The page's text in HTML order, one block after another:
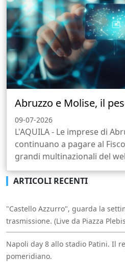
Abruzzo e Molise, il
09-07-2026
L'AQUILA - Le imprese di
continuano a pagare al
grandi multinazionali del
ARTICOLI RECENTI
"Castello Azzurro", guarda la
trasmissione. (Live da Piazza
Napoli day 8 allo stadio Patini. Il
pomeridiano.